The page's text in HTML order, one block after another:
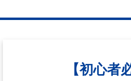
【初心